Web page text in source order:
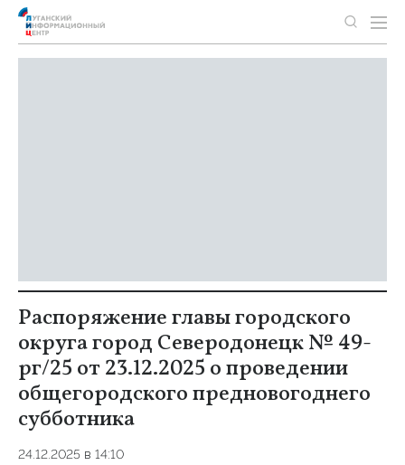
Распоряжение главы городского
округа город Северодонецк № 49-
рг/25 от 23.12.2025 о проведении
общегородского предновогоднего
субботника
24.12.2025 в 14:10